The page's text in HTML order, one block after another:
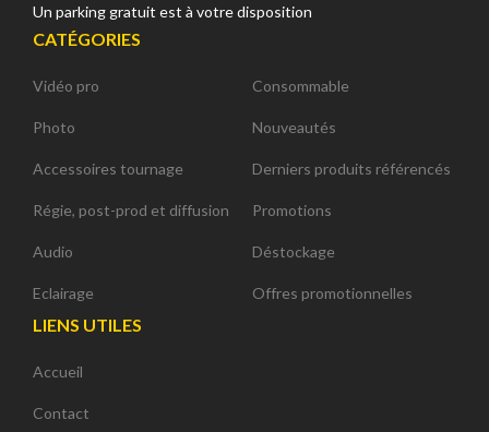
Un parking gratuit est à votre disposition
CATÉGORIES
Vidéo pro
Photo
Accessoires tournage
Régie, post-prod et diffusion
Audio
Eclairage
Consommable
Nouveautés
Derniers produits référencés
Promotions
Déstockage
Offres promotionnelles
LIENS UTILES
Accueil
Contact